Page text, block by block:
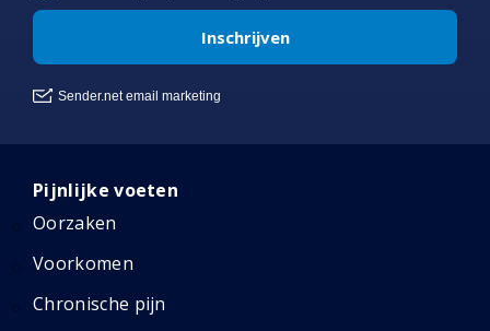
Pijnlijke voeten
Oorzaken
Voorkomen
Chronische pijn